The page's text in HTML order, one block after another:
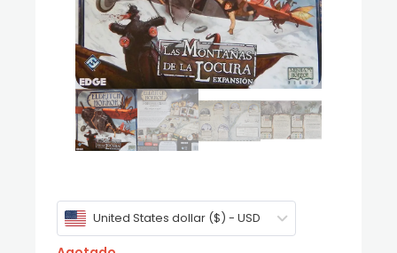
United States dollar ($) - USD